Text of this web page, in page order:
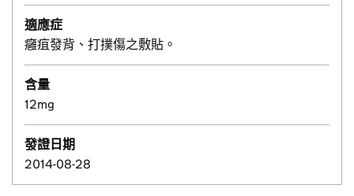
適應症
癰疽發背、打撲傷之敷貼。
含量
12mg
發證日期
2014-08-28